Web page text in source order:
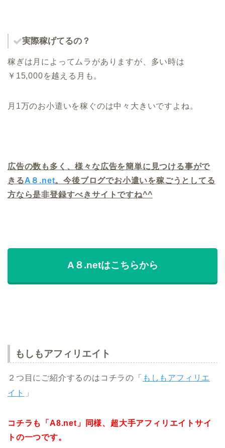
実際稼げてるの？
稼ぎは月によってムラがありますが、多い時は
￥15,000を越える月も。
月1万のお小遣いを稼ぐのは中々大きいですよね。
広告の数も多く、様々な広告を簡単に見つける事がで
きるA８.net。今後ブログでお小遣いを稼ごうとしてる
方なら是非登録すべきサイトですね^^
A８.netはこちらから
もしもアフィリエイト
２つ目にご紹介するのはコチラの「 もしもアフィリエ
イト
」
コチラも「A8.net」同様、超大手アフィリエイトサイ
トの一つです。